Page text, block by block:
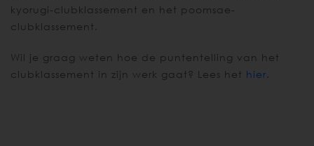
kyorugi-clubklassement en het poomsae-
clubklassement.
Wil je graag weten hoe de puntentelling van het
clubklassement in zijn werk gaat? Lees het hier